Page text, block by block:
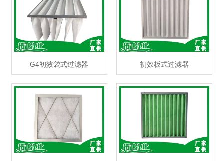
G4初效袋式过滤器 初效板式过滤器